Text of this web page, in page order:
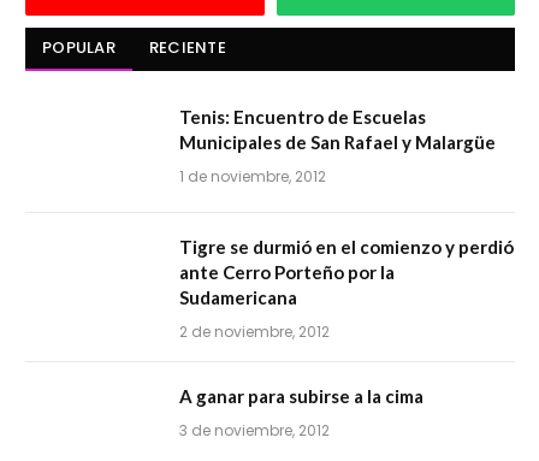
POPULAR RECIENTE
Tenis: Encuentro de Escuelas
Municipales de San Rafael y Malargüe
1 de noviembre, 2012
Tigre se durmió en el comienzo y perdió
ante Cerro Porteño por la
Sudamericana
2 de noviembre, 2012
A ganar para subirse a la cima
3 de noviembre, 2012